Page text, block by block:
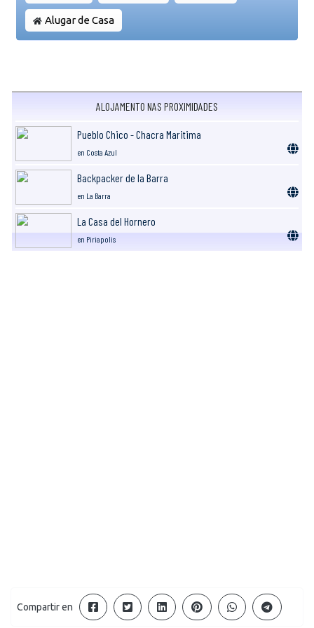
Alugar de Casa
ALOJAMENTO NAS PROXIMIDADES
Pueblo Chico - Chacra Maritima
en Costa Azul
Backpacker de la Barra
en La Barra
La Casa del Hornero
en Piriapolis
Compartir en